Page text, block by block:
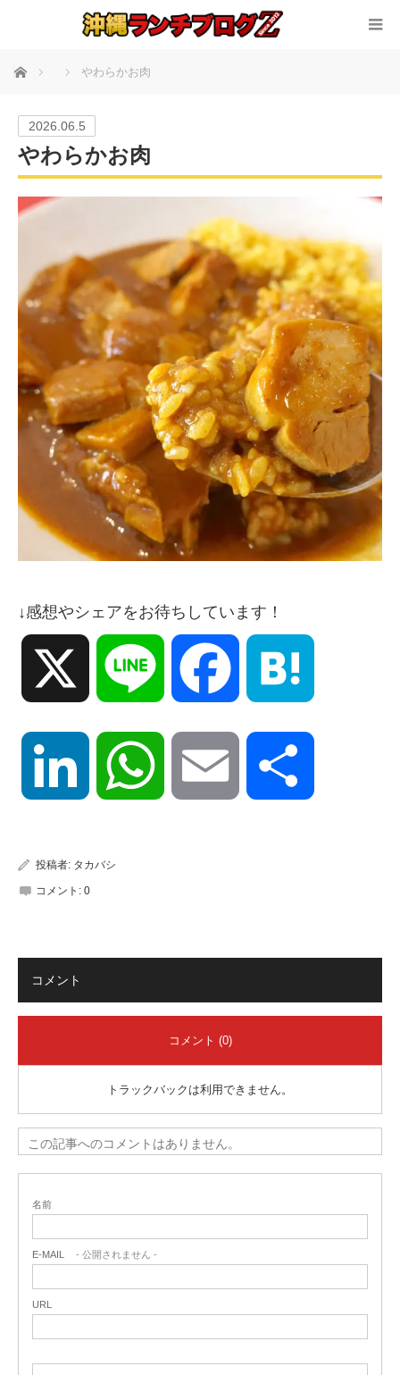
ホーム やわらかお肉
2026.06.5
やわらかお肉
↓感想やシェアをお待ちしています！
Line Facebook
LinkedIn WhatsApp Email
投稿者: タカバシ
コメント: 0
コメント
コメント (0)
トラックバックは利用できません。
この記事へのコメントはありません。
名前
E-MAIL - 公開されません -
URL